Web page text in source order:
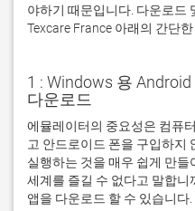
야하기 때문입니다. 다운로드
Texcare France 아래의 간단
1 : Windows 용
다운로드
에뮬레이터의 중요성은 컴퓨
고 안드로이드 폰을 구입하지
실행하는 것을 매우 쉽게 만
세계를 즐길 수 없다고 말합니